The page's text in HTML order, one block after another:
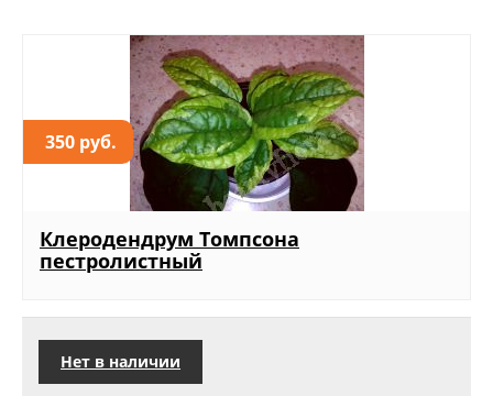
350 руб.
Клеродендрум Томпсона
пестролистный
Нет в наличии